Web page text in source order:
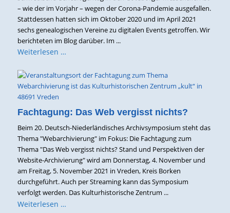
– wie der im Vorjahr – wegen der Corona-Pandemie ausgefallen.
Stattdessen hatten sich im Oktober 2020 und im April 2021
sechs genealogischen Vereine zu digitalen Events getroffen. Wir
berichteten im Blog darüber. Im ...
Weiterlesen …
Fachtagung: Das Web vergisst nichts?
Beim 20. Deutsch-Niederländisches Archivsymposium steht das
Thema "Webarchivierung" im Fokus: Die Fachtagung zum
Thema "Das Web vergisst nichts? Stand und Perspektiven der
Website-Archivierung" wird am Donnerstag, 4. November und
am Freitag, 5. November 2021 in Vreden, Kreis Borken
durchgeführt. Auch per Streaming kann das Symposium
verfolgt werden. Das Kulturhistorische Zentrum ...
Weiterlesen …